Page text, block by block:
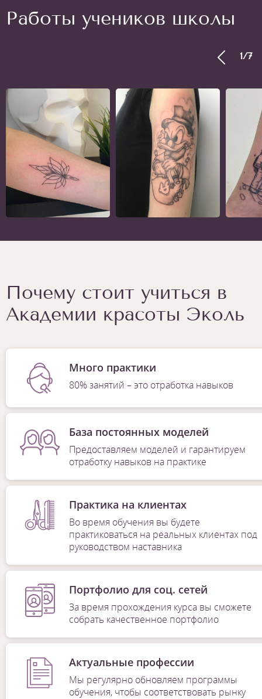
Работы учеников школы
1/7
Почему стоит учиться в
Академии красоты Эколь
Много практики
80% занятий – это отработка навыков
База постоянных моделей
Предоставляем моделей и гарантируем
отработку навыков на практике
Практика на клиентах
Во время обучения вы будете
практиковаться на реальных клиентах под
руководством наставника
Портфолио для соц. сетей
За время прохождения курса вы сможете
собрать качественное портфолио
Актуальные профессии
Мы регулярно обновляем программы
обучения, чтобы соответствовать рынку